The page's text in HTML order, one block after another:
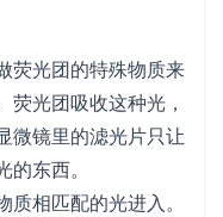
荧光团的特殊物质来
光团吸收这种光，
微镜里的滤光片只让
东西。
相匹配的光进入。